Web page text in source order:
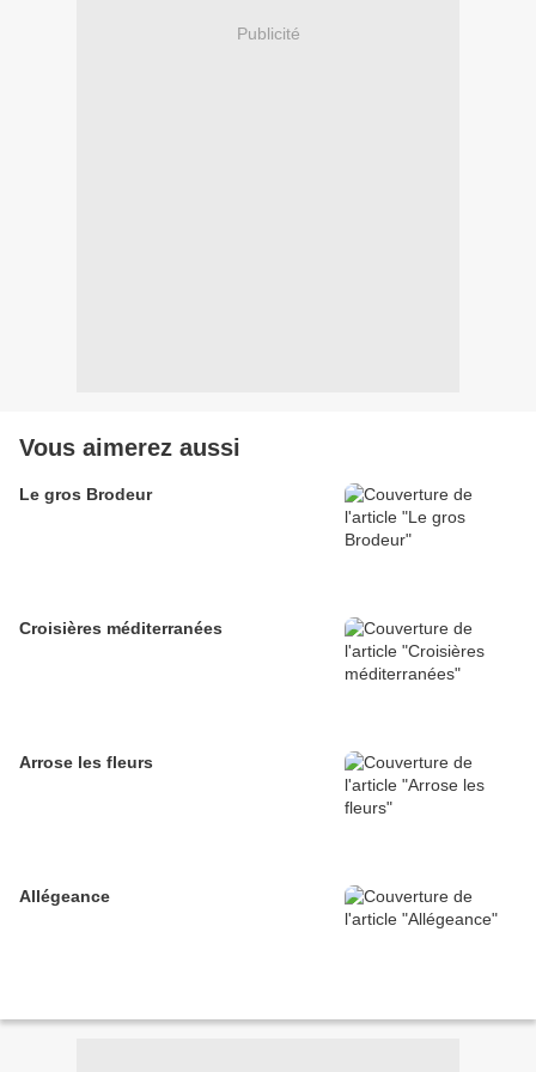
Publicité
Vous aimerez aussi
Le gros Brodeur
Croisières méditerranées
Arrose les fleurs
Allégeance